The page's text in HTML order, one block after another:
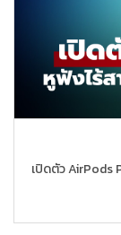
เปิดตัว AirPods